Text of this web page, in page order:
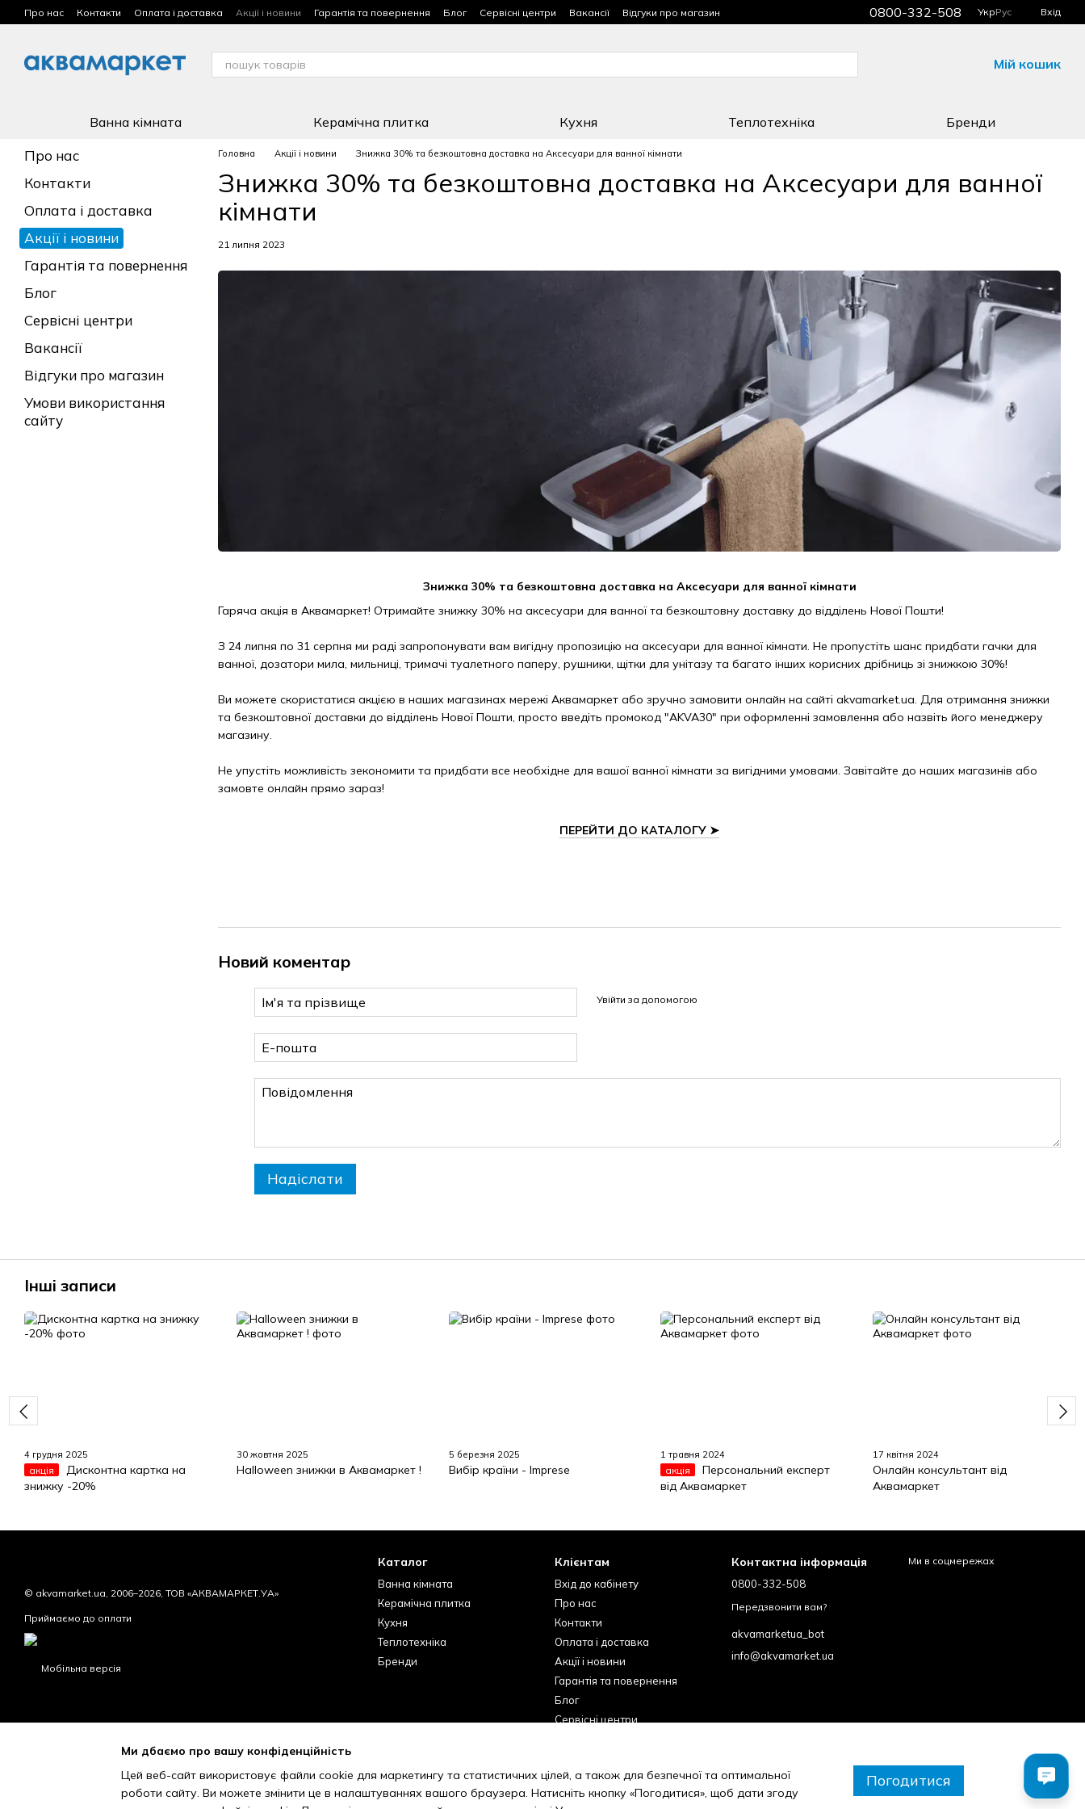
Перейти до основного контенту
Про нас Контакти Оплата і доставка Акції і новини Гарантія та повернення Блог Сервісні центри Вакансії
Відгуки про магазин
Умови використання сайту
0800-332-508 УкрРус Вхід
Мій кошик
Ванна кімната Керамічна плитка Кухня Теплотехніка Бренди
Головна Акції і новини Знижка 30% та безкоштовна доставка на Аксесуари для ванної кімнати
Знижка 30% та безкоштовна доставка на Аксесуари для ванної
кімнати
21 липня 2023
Знижка 30% та безкоштовна доставка на Аксесуари для ванної кімнати
Гаряча акція в Аквамаркет! Отримайте знижку 30% на аксесуари для ванної та безкоштовну доставку до відділень Нової Пошти!
З 24 липня по 31 серпня ми раді запропонувати вам вигідну пропозицію на аксесуари для ванної кімнати. Не пропустіть шанс придбати гачки для
ванної, дозатори мила, мильниці, тримачі туалетного паперу, рушники, щітки для унітазу та багато інших корисних дрібниць зі знижкою 30%!
Ви можете скористатися акцією в наших магазинах мережі Аквамаркет або зручно замовити онлайн на сайті akvamarket.ua. Для отримання знижки
та безкоштовної доставки до відділень Нової Пошти, просто введіть промокод "AKVA30" при оформленні замовлення або назвіть його менеджеру
магазину.
Не упустіть можливість зекономити та придбати все необхідне для вашої ванної кімнати за вигідними умовами. Завітайте до наших магазинів або
замовте онлайн прямо зараз!
ПЕРЕЙТИ ДО КАТАЛОГУ ➤
Новий коментар
Увійти за допомогою
Надіслати
Про нас
Контакти
Оплата і доставка
Акції і новини
Гарантія та повернення
Блог
Сервісні центри
Вакансії
Відгуки про магазин
Умови використання
сайту
Інші записи
4 грудня 2025
акція
Дисконтна картка на
знижку -20%
30 жовтня 2025
Halloween знижки в Аквамаркет !
5 березня 2025
Вибір країни - Imprese
1 травня 2024
акція
Персональний експерт
від Аквамаркет
17 квітня 2024
Онлайн консультант від
Аквамаркет
© akvamarket.ua, 2006–2026, ТОВ «АКВАМАРКЕТ.УА»
Приймаємо до оплати
Мобільна версія
Каталог
Ванна кімната
Керамічна плитка
Кухня
Теплотехніка
Бренди
Клієнтам
Вхід до кабінету
Про нас
Контакти
Оплата і доставка
Акції і новини
Гарантія та повернення
Блог
Сервісні центри
Умови використання сайту
Контактна інформація
0800-332-508
Передзвонити вам?
akvamarketua_bot
info@akvamarket.ua
Ми в соцмережах
Ми дбаємо про вашу конфіденційність
Цей веб-сайт використовує файли cookie для маркетингу та статистичних цілей, а також для безпечної та оптимальної
роботи сайту. Ви можете змінити це в налаштуваннях вашого браузера. Натисніть кнопку «Погодитися», щоб дати згоду
Погодитися